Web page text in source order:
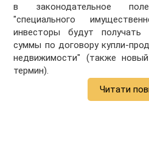
в законодательное
"специального
инвесторы будут получать
суммы по договору купли-
недвижимости" (также
термин).
Читати